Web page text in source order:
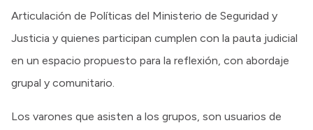
Articulación de Políticas del Ministerio de Seguridad y
Justicia y quienes participan cumplen con la pauta judicial
en un espacio propuesto para la reflexión, con abordaje
grupal y comunitario.
Los varones que asisten a los grupos, son usuarios de